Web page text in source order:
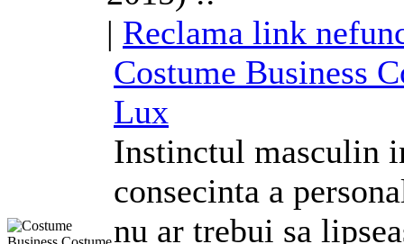
| Reclama link
Costume Business
Lux
Instinctul masculin
consecinta a
nu ar trebui sa